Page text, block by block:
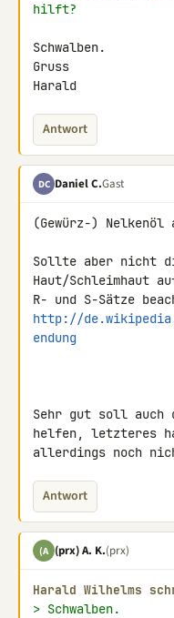
hilft?
Schwalben.
Gruss
Harald
Antwort
DC Daniel C.Gast
(Gewürz-) Nelkenöl
Sollte aber nicht
Haut/Schleimhaut
http://
endung
Sehr gut soll auch
helfen, letzteres
allerdings noch
Antwort
(A (prx) A. K.(prx)
Harald Wilhelms
> Schwalben.